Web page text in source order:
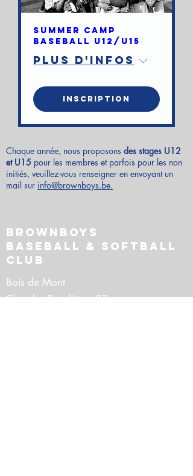
Summer Camp
Baseball U12/U15
Plus d'infos
inscription
Chaque année, nous proposons des stages U12
et U15 pour les membres et parfois pour les non
initiés, veuillez-vous renseigner en envoyant un
mail sur info@brownboys.be.
BrownBoys
Baseball & Softball
Club
Bois de Mont
Clos des Roselières 27